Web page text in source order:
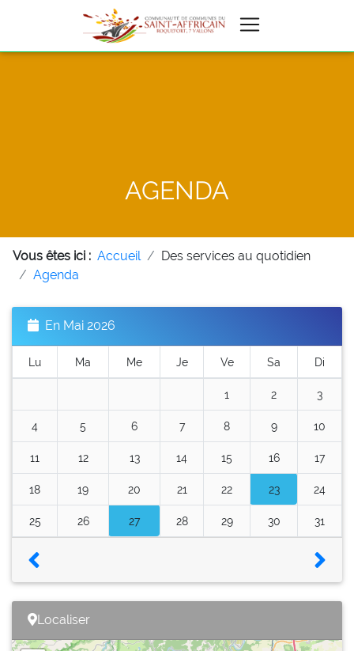
AGENDA
Vous êtes ici : Accueil
Des services au quotidien
Agenda
En Mai 2026
Lu Ma Me Je Ve Sa Di
1 2 3
4 5 6 7 8 9 10
11 12 13 14 15 16 17
18 19 20 21 22 23 24
25 26 27 28 29 30 31
Localiser